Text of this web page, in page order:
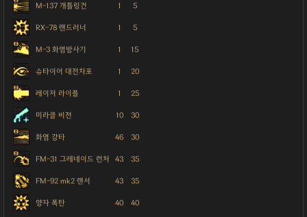
M-137 개틀링건 1 5
RX-78 랜드러너 1 5
M-3 화염방사기 1 15
슈타이어 대전차포 1 20
레이저 라이플 1 25
미라클 비전 10 30
화염 강타 46 30
FM-31 그레네이드 런처 43 35
FM-92 mk2 랜서 43 35
양자 폭탄 40 40